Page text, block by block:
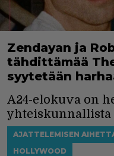
Zendayan ja
tähdittämää
syytetään
A24-elokuva on
yhteiskunnallista
AJATTELEMISEN
HOLLYWOOD